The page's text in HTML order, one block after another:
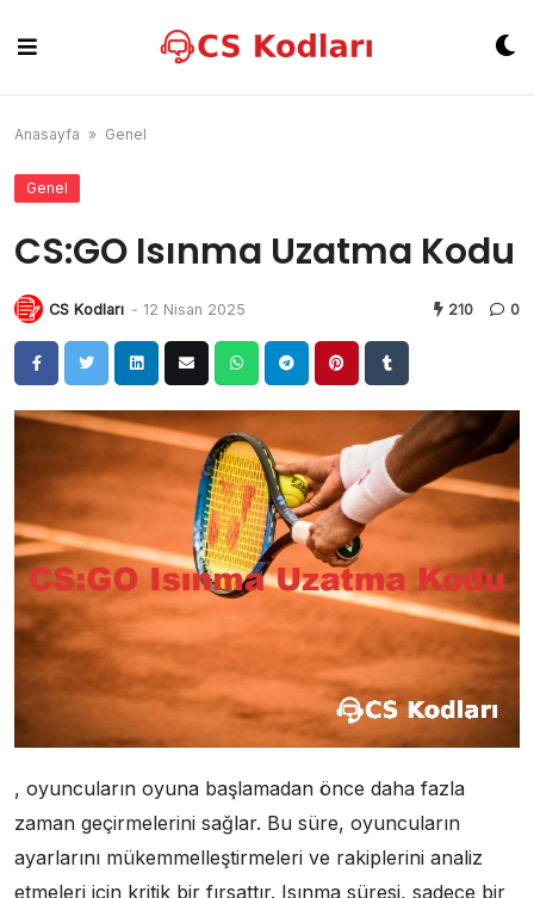
content
Anasayfa » Genel
Genel
CS:GO Isınma Uzatma Kodu
CS Kodları - 12 Nisan 2025 210 0
, oyuncuların oyuna başlamadan önce daha fazla
zaman geçirmelerini sağlar. Bu süre, oyuncuların
ayarlarını mükemmelleştirmeleri ve rakiplerini analiz
etmeleri için kritik bir fırsattır. Isınma süresi, sadece bir